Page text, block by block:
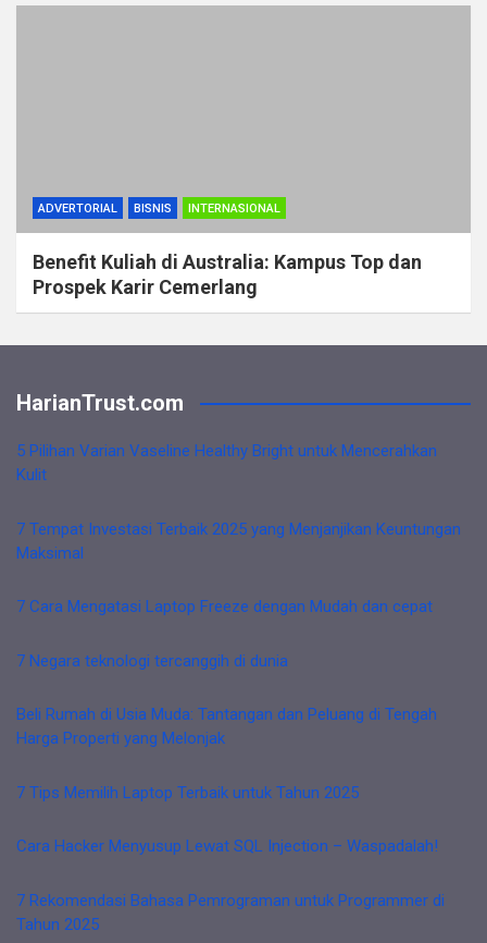
ADVERTORIAL BISNIS INTERNASIONAL
Benefit Kuliah di Australia: Kampus Top dan
Prospek Karir Cemerlang
HarianTrust.com
5 Pilihan Varian Vaseline Healthy Bright untuk Mencerahkan
Kulit
7 Tempat Investasi Terbaik 2025 yang Menjanjikan Keuntungan
Maksimal
7 Cara Mengatasi Laptop Freeze dengan Mudah dan cepat
7 Negara teknologi tercanggih di dunia
Beli Rumah di Usia Muda: Tantangan dan Peluang di Tengah
Harga Properti yang Melonjak
7 Tips Memilih Laptop Terbaik untuk Tahun 2025
Cara Hacker Menyusup Lewat SQL Injection – Waspadalah!
7 Rekomendasi Bahasa Pemrograman untuk Programmer di
Tahun 2025